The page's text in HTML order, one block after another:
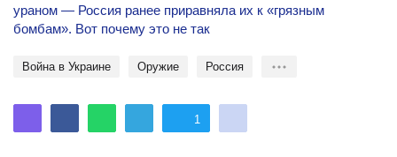
ураном — Россия ранее приравняла их к «грязным
бомбам». Вот почему это не так
Война в Украине оружие Россия
1